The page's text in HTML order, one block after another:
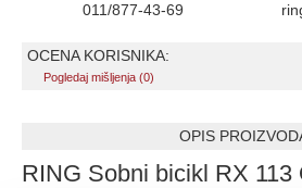
011/877-43-69
OCENA KORISNIKA:
Pogledaj mišljenja (0)
OPIS
RING Sobni bicikl RX 113